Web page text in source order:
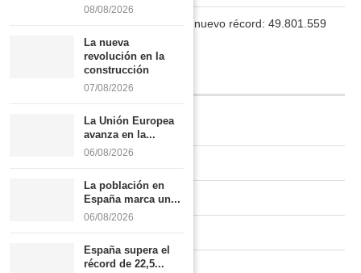
La población en España marca un nuevo récord: 49.801.559
Quiénes somos
Política de privacidad
08/08/2026
La nueva
revolución en la
construcción
07/08/2026
La Unión Europea
avanza en la...
06/08/2026
La población en
España marca un...
06/08/2026
España supera el
récord de 22,5...